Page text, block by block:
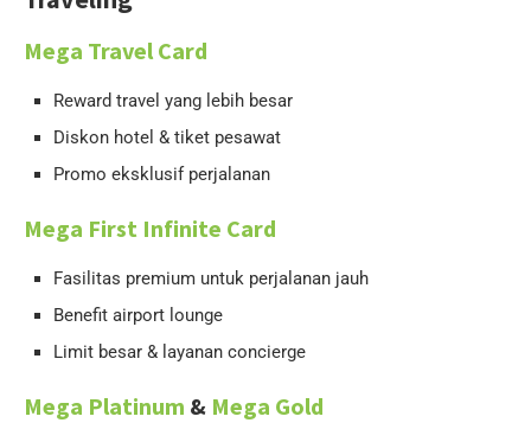
Mega Travel Card
Reward travel yang lebih besar
Diskon hotel & tiket pesawat
Promo eksklusif perjalanan
Mega First Infinite Card
Fasilitas premium untuk perjalanan jauh
Benefit airport lounge
Limit besar & layanan concierge
Mega Platinum & Mega Gold